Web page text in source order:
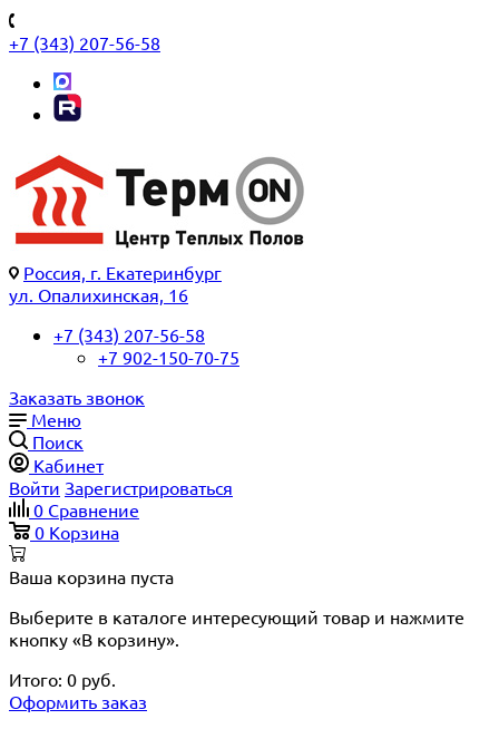
+7 (343) 207-56-58
Россия, г. Екатеринбург
ул. Опалихинская, 16
+7 (343) 207-56-58
+7 902-150-70-75
Заказать звонок
Меню
Поиск
Кабинет
Войти Зарегистрироваться
0 Сравнение
0 Корзина
Ваша корзина пуста
Выберите в каталоге интересующий товар и нажмите
кнопку «В корзину».
Итого: 0 руб.
Оформить заказ